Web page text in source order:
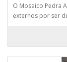
O Mosaico Pedra
externos por ser